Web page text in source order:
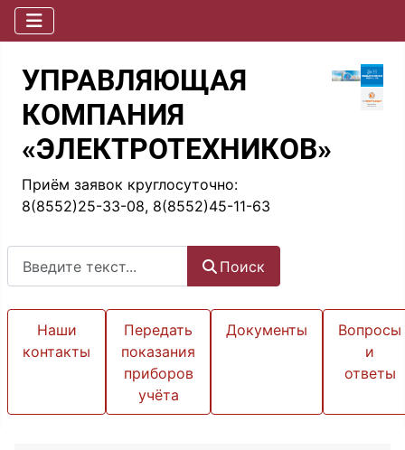
УПРАВЛЯЮЩАЯ
КОМПАНИЯ
«ЭЛЕКТРОТЕХНИКОВ»
Приём заявок круглосуточно:
8(8552)25-33-08, 8(8552)45-11-63
Поиск
Наши
контакты
Передать
показания
приборов
учёта
Документы
Вопросы
и
ответы